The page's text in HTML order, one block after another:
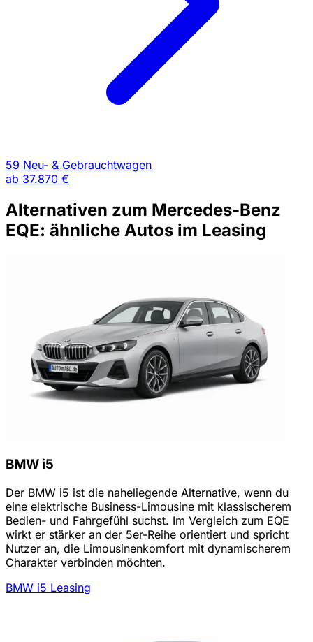
59 Neu- & Gebrauchtwagen
ab 37.870 €
Alternativen zum Mercedes-Benz
EQE: ähnliche Autos im Leasing
BMW i5
Der BMW i5 ist die naheliegende Alternative, wenn du
eine elektrische Business-Limousine mit klassischerem
Bedien- und Fahrgefühl suchst. Im Vergleich zum EQE
wirkt er stärker an der 5er-Reihe orientiert und spricht
Nutzer an, die Limousinenkomfort mit dynamischerem
Charakter verbinden möchten.
BMW i5 Leasing